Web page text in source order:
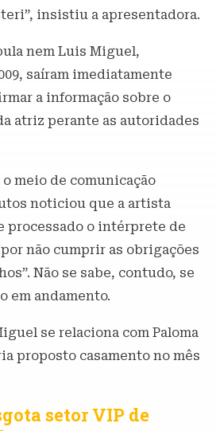
insistiu a apresentadora.
nem Luis Miguel,
saíram imediatamente
a informação sobre o
atriz perante as autoridades
o meio de comunicação
noticiou que a artista
processado o intérprete de
não cumprir as obrigações
Não se sabe, contudo, se
em andamento.
se relaciona com Paloma
proposto casamento no mês
setor VIP de